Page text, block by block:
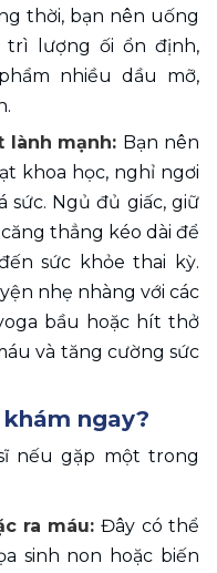
thời, bạn nên uống
trì lượng ối ổn định,
nhiều dầu mỡ,
lành mạnh: Bạn nên
khoa học, nghỉ ngơi
sức. Ngủ đủ giấc, giữ
thẳng kéo dài để
sức khỏe thai kỳ.
nhẹ nhàng với các
bầu hoặc hít thở
và tăng cường sức
ngay?
nếu gặp một trong
ra máu: Đây có thể
sinh non hoặc biến